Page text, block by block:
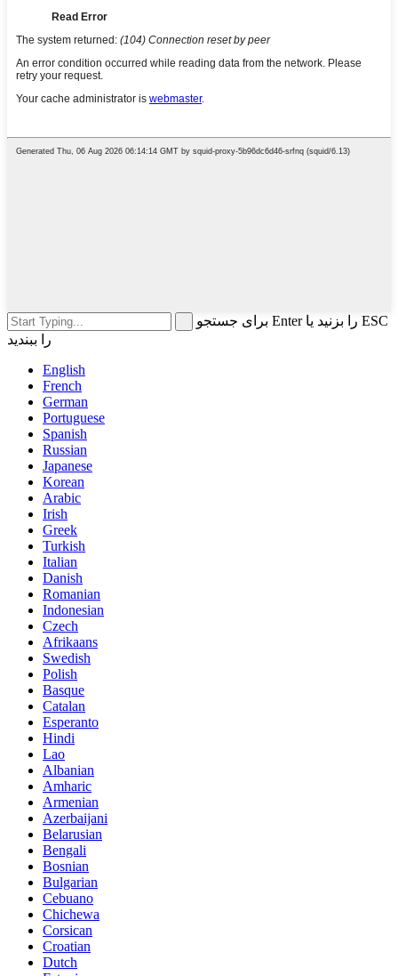
برای جستجو Enter را بزنید یا ESC
را ببندید
English
French
German
Portuguese
Spanish
Russian
Japanese
Korean
Arabic
Irish
Greek
Turkish
Italian
Danish
Romanian
Indonesian
Czech
Afrikaans
Swedish
Polish
Basque
Catalan
Esperanto
Hindi
Lao
Albanian
Amharic
Armenian
Azerbaijani
Belarusian
Bengali
Bosnian
Bulgarian
Cebuano
Chichewa
Corsican
Croatian
Dutch